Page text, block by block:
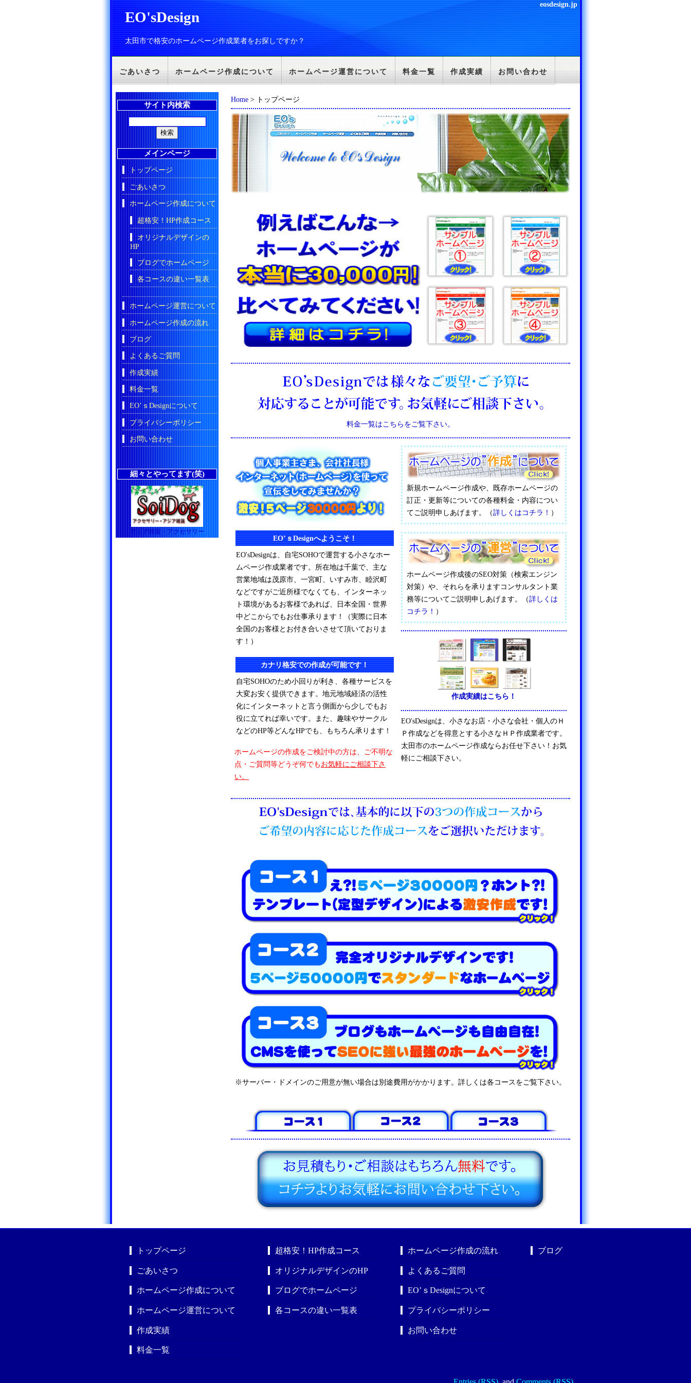
EO'sDesign
太田市で格安のホームページ作成業者をお探しですか？
eosdesign.jp
ごあいさつ ホームページ作成について ホームページ運営について 料金一覧 作成実績 お問い合わせ
Home > トップページ
料金一覧はこちらをご覧下さい。
EO’ｓDesignへようこそ！
EO'sDesignは、自宅SOHOで運営する小さなホー
ムページ作成業者です。所在地は千葉で、主な
営業地域は茂原市、一宮町、いすみ市、睦沢町
などですがご近所様でなくても、インターネッ
ト環境があるお客様であれば、日本全国・世界
中どこからでもお仕事承ります！（実際に日本
全国のお客様とお付き合いさせて頂いておりま
す！）
カナリ格安での作成が可能です！
自宅SOHOのため小回りが利き、各種サービスを
大変お安く提供できます。地元地域経済の活性
化にインターネットと言う側面から少しでもお
役に立てれば幸いです。また、趣味やサークル
などのHP等どんなHPでも、もちろん承ります！
ホームページの作成をご検討中の方は、ご不明な
点・ご質問等どうぞ何でもお気軽にご相談下さ
い。
新規ホームページ作成や、既存ホームページの
訂正・更新等についての各種料金・内容につい
てご説明申しあげます。（詳しくはコチラ！ ）
ホームページ作成後のSEO対策（検索エンジン
対策）や、それらを承りますコンサルタント業
務等についてご説明申しあげます。（詳しくは
コチラ！ ）
作成実績はこちら！
EO'sDesignは、小さなお店・小さな会社・個人のＨ
Ｐ作成などを得意とする小さなＨＰ作成業者です。
太田市のホームページ作成ならお任せ下さい！お気
軽にご相談下さい。
※サーバー・ドメインのご用意が無い場合は別途費用がかかります。詳しくは各コースをご覧下さい。
サイト内検索
メインページ
トップページ
ごあいさつ
ホームページ作成について
超格安！HP作成コース
オリジナルデザインの
HP
ブログでホームページ
各コースの違い一覧表
ホームページ運営について
ホームページ作成の流れ
ブログ
よくあるご質問
作成実績
料金一覧
EO’ｓDesignについて
プライバシーポリシー
お問い合わせ
細々とやってます(笑)
アジア雑貨・アクセサリー
トップページ
ごあいさつ
ホームページ作成について
ホームページ運営について
作成実績
料金一覧
超格安！HP作成コース
オリジナルデザインのHP
ブログでホームページ
各コースの違い一覧表
ホームページ作成の流れ
よくあるご質問
EO’ｓDesignについて
プライバシーポリシー
お問い合わせ
ブログ